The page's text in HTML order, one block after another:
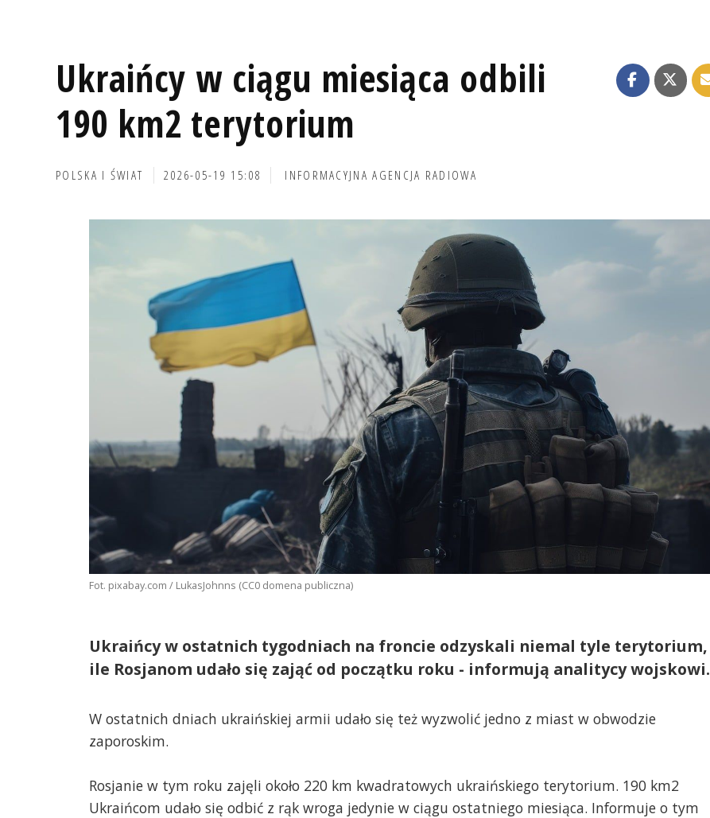
Ukraińcy w ciągu miesiąca odbili
190 km2 terytorium
POLSKA I ŚWIAT 2026-05-19 15:08 INFORMACYJNA AGENCJA RADIOWA
Fot. pixabay.com / LukasJohnns (CC0 domena publiczna)
Ukraińcy w ostatnich tygodniach na froncie odzyskali niemal tyle terytorium,
ile Rosjanom udało się zająć od początku roku - informują analitycy wojskowi.
W ostatnich dniach ukraińskiej armii udało się też wyzwolić jedno z miast w obwodzie
zaporoskim.
Rosjanie w tym roku zajęli około 220 km kwadratowych ukraińskiego terytorium. 190 km2
Ukraińcom udało się odbić z rąk wroga jedynie w ciągu ostatniego miesiąca. Informuje o tym